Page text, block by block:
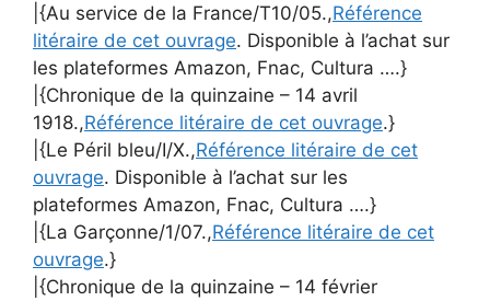
|{Au service de la France/T10/05.,Référence
litéraire de cet ouvrage. Disponible à l’achat sur
les plateformes Amazon, Fnac, Cultura ….}
|{Chronique de la quinzaine – 14 avril
1918.,Référence litéraire de cet ouvrage.}
|{Le Péril bleu/I/X.,Référence litéraire de cet
ouvrage. Disponible à l’achat sur les
plateformes Amazon, Fnac, Cultura ….}
|{La Garçonne/1/07.,Référence litéraire de cet
ouvrage.}
|{Chronique de la quinzaine – 14 février